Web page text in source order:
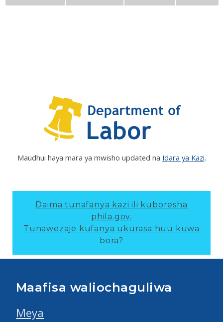
Maudhui haya mara ya mwisho updated na Idara ya Kazi.
Daima tunafanya kazi ili kuboresha
phila.gov.
Tunawezaje kufanya ukurasa huu kuwa
bora?
Maafisa waliochaguliwa
Meya